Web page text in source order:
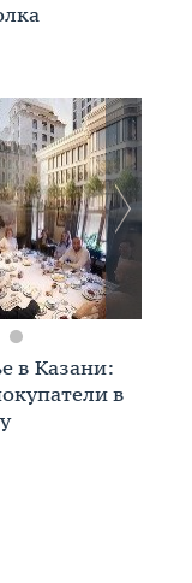
в Казани:
в